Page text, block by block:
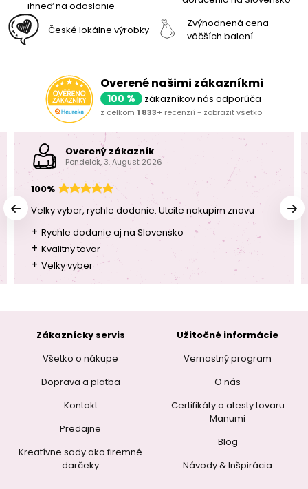
ihneď na odoslanie
České lokálne výrobky
Zvýhodnená cena
väčších balení
Overené našimi zákazníkmi
100 % zákazníkov nás odporúča
z celkom 1 833+ recenzií - zobraziť všetko
Overený zákazník
Pondelok, 3. August 2026
100%
Velky vyber, rychle dodanie. Utcite nakupim znovu
+ Rychle dodanie aj na Slovensko
+ Kvalitny tovar
+ Velky vyber
Zákaznícky servis
Všetko o nákupe
Doprava a platba
Kontakt
Predajne
Kreatívne sady ako firemné
darčeky
Užitočné informácie
Vernostný program
O nás
Certifikáty a atesty tovaru
Manumi
Blog
Návody & Inšpirácia